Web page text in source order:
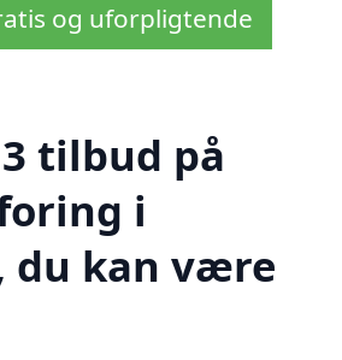
og uforpligtende
tilbud på
i
du kan være